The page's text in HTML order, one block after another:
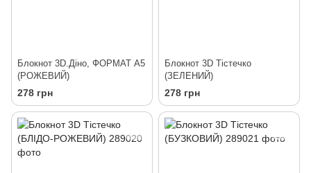
Блокнот 3D.Діно, ФОРМАТ А5
(РОЖЕВИЙ)
278 грн
Блокнот 3D Тістечко
(ЗЕЛЕНИЙ)
278 грн